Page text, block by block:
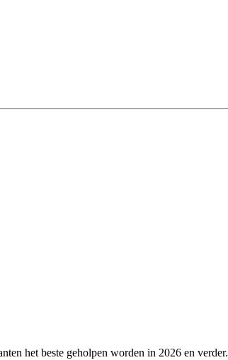
het beste geholpen worden in 2026 en verder.